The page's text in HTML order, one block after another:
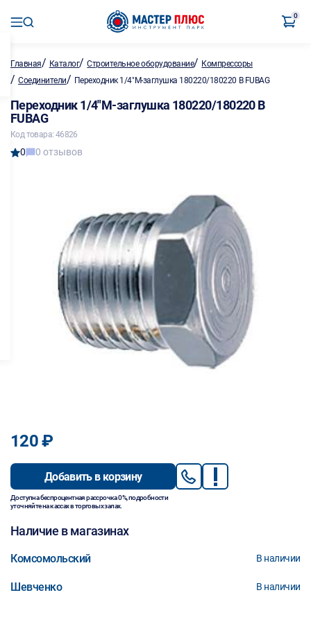
0
Главная/ Каталог/Строительное оборудование/ Компрессоры
/ Соединители/ Переходник 1/4"M-заглушка 180220/180220 B FUBAG
Переходник 1/4"M-заглушка 180220/180220 B
FUBAG
Код товара: 46826
0 0 отзывов
120 ₽
Добавить в корзину
Доступна беспроцентная рассрочка 0%, подробности
уточняйте на кассах в торговых залах.
Наличие в магазинах
Комсомольский В наличии
Шевченко В наличии